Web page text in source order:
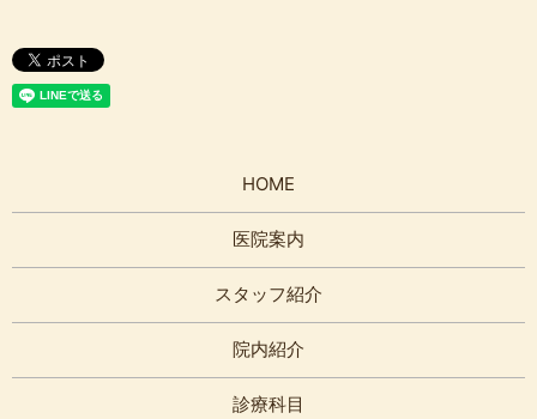
HOME
医院案内
スタッフ紹介
院内紹介
診療科目